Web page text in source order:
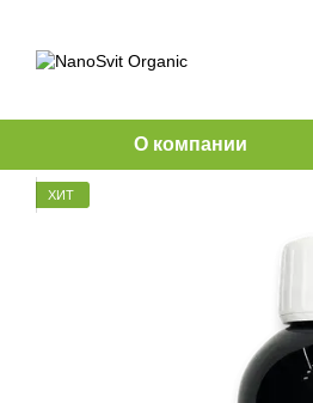
О компании
ХИТ